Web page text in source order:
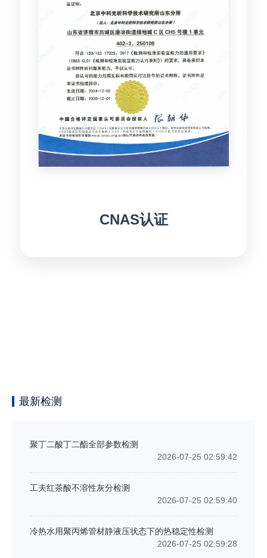
CNAS认证
最新检测
聚丁二酸丁二酯全部参数检测
2026-07-25 02:59:42
工夫红茶酸不溶性灰分检测
2026-07-25 02:59:40
冷热水用聚丙烯管材静液压状态下的热稳定性检测
2026-07-25 02:59:28